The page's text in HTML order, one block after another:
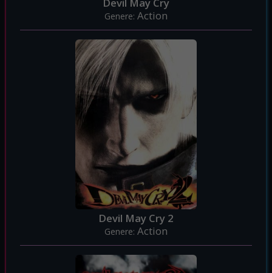
Genere: Action
Devil May Cry 2
Genere: Action